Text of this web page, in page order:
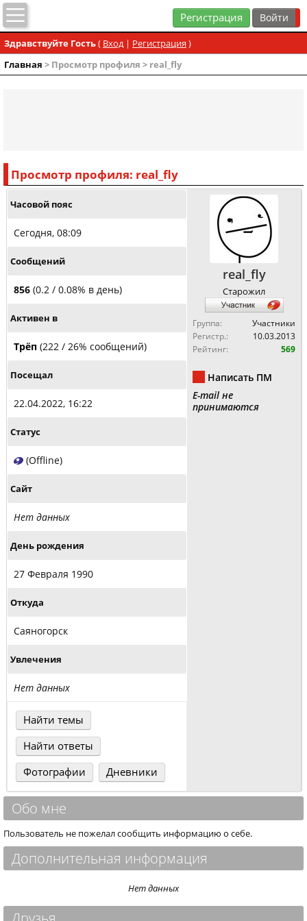
Регистрация
Здравствуйте Гость( Вход| Регистрация )
Главная > Просмотр профиля > real_fly
Просмотр профиля: real_fly
real_fly
Старожил
Группа:
Участники
Регистр.:
10.03.2013
Рейтинг:
569
Написать ПМ
E-mail не
принимаются
Часовой пояс
Сегодня, 08:09
Сообщений
856 (0.2 / 0.08% в день)
Активен в
Трёп (222 / 26% сообщений)
Посещал
22.04.2022, 16:22
Статус
(Offline)
Сайт
Нет данных
День рождения
27 Февраля 1990
Откуда
Саяногорск
Увлечения
Нет данных
Найти темы
Найти ответы
Фотографии
Дневники
Обо мне
Пользователь не пожелал сообщить информацию о себе.
Дополнительная информация
Нет данных